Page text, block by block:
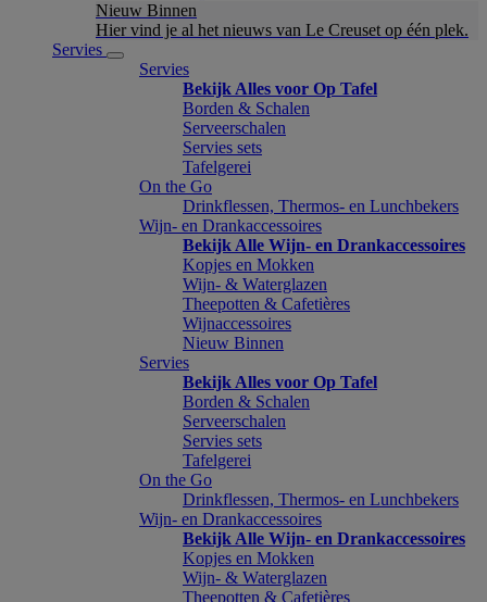
Nieuw Binnen
Hier vind je al het nieuws van Le Creuset op één plek.
Servies
Servies
Bekijk Alles voor Op Tafel
Borden & Schalen
Serveerschalen
Servies sets
Tafelgerei
On the Go
Drinkflessen, Thermos- en Lunchbekers
Wijn- en Drankaccessoires
Bekijk Alle Wijn- en Drankaccessoires
Kopjes en Mokken
Wijn- & Waterglazen
Theepotten & Cafetières
Wijnaccessoires
Nieuw Binnen
Servies
Bekijk Alles voor Op Tafel
Borden & Schalen
Serveerschalen
Servies sets
Tafelgerei
On the Go
Drinkflessen, Thermos- en Lunchbekers
Wijn- en Drankaccessoires
Bekijk Alle Wijn- en Drankaccessoires
Kopjes en Mokken
Wijn- & Waterglazen
Theepotten & Cafetières